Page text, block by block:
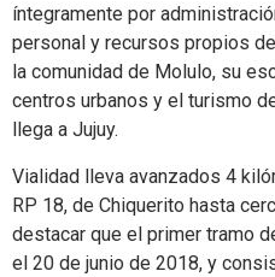
íntegramente por
personal y recursos propios
la comunidad de Molulo, su
centros urbanos y el turismo
llega a Jujuy.
Vialidad lleva avanzados 4
RP 18, de Chiquerito hasta
destacar que el primer tramo
el 20 de junio de 2018, y